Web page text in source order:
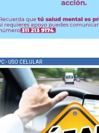
- USO CELULAR